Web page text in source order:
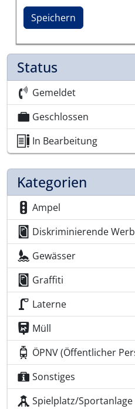
Status
Gemeldet
Geschlossen
In Bearbeitung
Kategorien
Ampel
Diskriminierende
Gewässer
Graffiti
Laterne
Müll
ÖPNV (Öffentlicher
Sonstiges
Spielplatz/Sportanlage